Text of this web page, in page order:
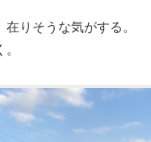
在りそうな気がする。